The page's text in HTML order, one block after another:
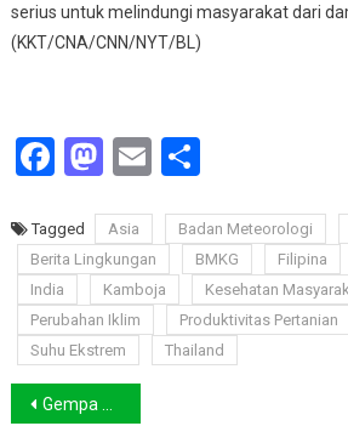
serius untuk melindungi masyarakat dari
(KKT/CNA/CNN/NYT/BL)
Facebook
Mastodon
EmailShare
Tagged Asia Badan Meteorologi
Berita Lingkungan
BMKG Filipina
India
Kamboja Kesehatan
Perubahan Iklim
Produktivitas Pertanian
Suhu Ekstrem
Thailand
Navigasi
Gempa Guncang Kabupaten Bandung, Warga Dihimbau Waspada